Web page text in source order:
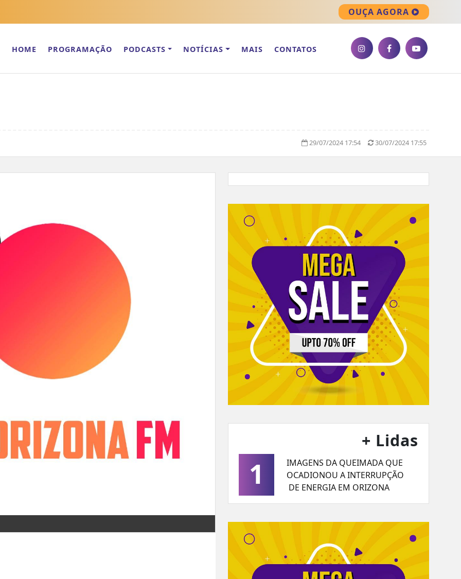
OUÇA AGORA
HOME PROGRAMAÇÃO PODCASTS NOTÍCIAS MAIS CONTATOS
29/07/2024 17:54 30/07/2024 17:55
+ Lidas
1
IMAGENS DA QUEIMADA QUE
OCADIONOU A INTERRUPÇÃO
DE ENERGIA EM ORIZONA